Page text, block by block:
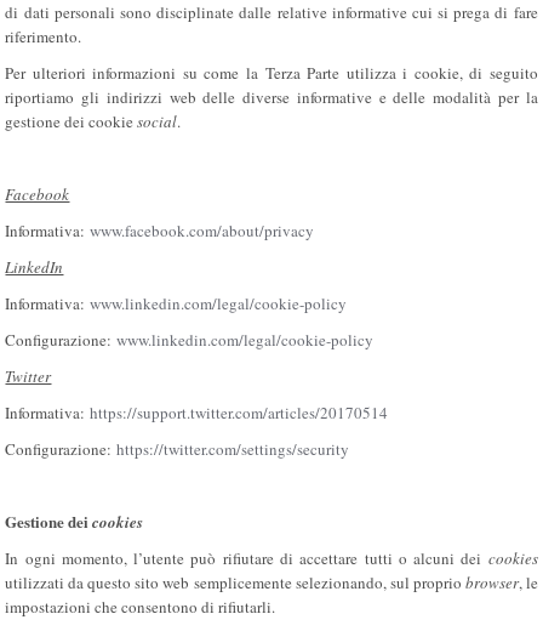
di dati personali sono disciplinate dalle relative informative cui si prega di fare
riferimento.
Per ulteriori informazioni su come la Terza Parte utilizza i cookie, di seguito
riportiamo gli indirizzi web delle diverse informative e delle modalità per la
gestione dei cookiesocial.
Facebook
Informativa:www.facebook.com/about/privacy
LinkedIn
Informativa:www.linkedin.com/legal/cookie-policy
Configurazione:www.linkedin.com/legal/cookie-policy
Twitter
Informativa:https://support.twitter.com/articles/20170514
Configurazione:https://twitter.com/settings/security
Gestione deicookies
In ogni momento, l’utente può rifiutare di accettare tutti o alcuni dei cookies
utilizzati da questo sito web semplicemente selezionando, sul proprio browser, le
impostazioni che consentono di rifiutarli.